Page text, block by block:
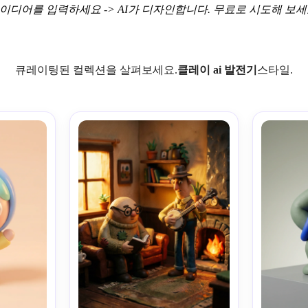
디어를 입력하세요 -> AI가 디자인합니다. 무료로 시도해 보
큐레이팅된 컬렉션을 살펴보세요.클레이 ai 발전기 스타일.